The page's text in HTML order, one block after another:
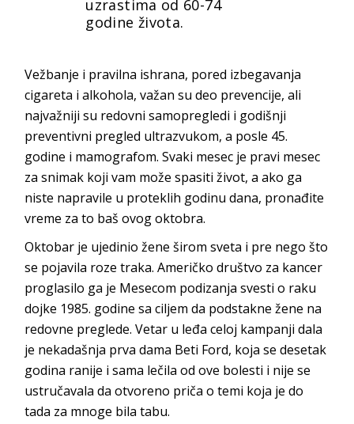
uzrastima od 60-74
godine života.
Vežbanje i pravilna ishrana, pored izbegavanja
cigareta i alkohola, važan su deo prevencije, ali
najvažniji su redovni samopregledi i godišnji
preventivni pregled ultrazvukom, a posle 45.
godine i mamografom. Svaki mesec je pravi mesec
za snimak koji vam može spasiti život, a ako ga
niste napravile u proteklih godinu dana, pronađite
vreme za to baš ovog oktobra.
Oktobar je ujedinio žene širom sveta i pre nego što
se pojavila roze traka. Američko društvo za kancer
proglasilo ga je Mesecom podizanja svesti o raku
dojke 1985. godine sa ciljem da podstakne žene na
redovne preglede. Vetar u leđa celoj kampanji dala
je nekadašnja prva dama Beti Ford, koja se desetak
godina ranije i sama lečila od ove bolesti i nije se
ustručavala da otvoreno priča o temi koja je do
tada za mnoge bila tabu.